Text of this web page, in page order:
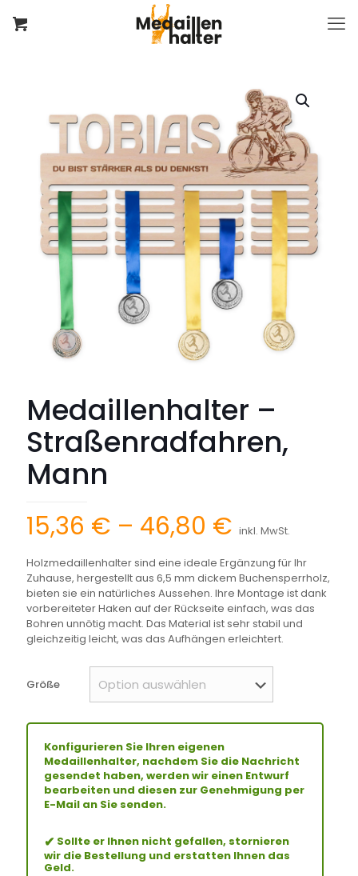
Medaillenhalter –
Straßenradfahren,
Mann
15,36 € – 46,80 €
bis
46,80 €
inkl. MwSt.
Holzmedaillenhalter sind eine ideale Ergänzung für Ihr
Zuhause, hergestellt aus 6,5 mm dickem Buchensperrholz,
bieten sie ein natürliches Aussehen. Ihre Montage ist dank
vorbereiteter Haken auf der Rückseite einfach, was das
Bohren unnötig macht. Das Material ist sehr stabil und
gleichzeitig leicht, was das Aufhängen erleichtert.
Größe
Konfigurieren Sie Ihren eigenen
Medaillenhalter, nachdem Sie die Nachricht
gesendet haben, werden wir einen Entwurf
bearbeiten und diesen zur Genehmigung per
E-Mail an Sie senden.
✔ Sollte er Ihnen nicht gefallen, stornieren
wir die Bestellung und erstatten Ihnen das
Geld.